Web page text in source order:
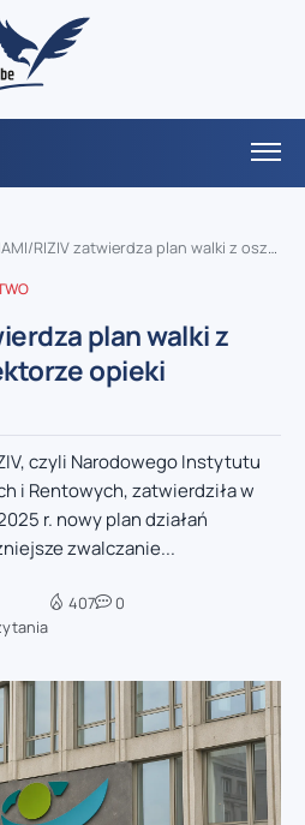
RIZIV zatwierdza plan walki z oszustwami w sektorze opieki zdrowotnej
plan walki z
opieki
czyli Narodowego Instytutu
i Rentowych, zatwierdziła w
r. nowy plan działań
zwalczanie...
407 0